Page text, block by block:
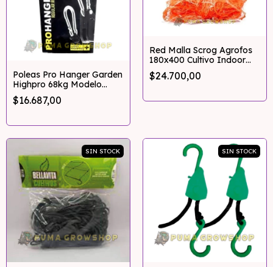
Poleas Pro Hanger Garden
Highpro 68kg Modelo
Regular
$16.687,00
Red Malla Scrog Agrofos
180x400 Cultivo Indoor
Multired
$24.700,00
SIN STOCK SIN STOCK